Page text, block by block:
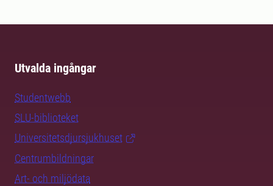
Utvalda ingångar
Studentwebb
SLU-biblioteket
Universitetsdjursjukhuset
Centrumbildningar
Art- och miljödata